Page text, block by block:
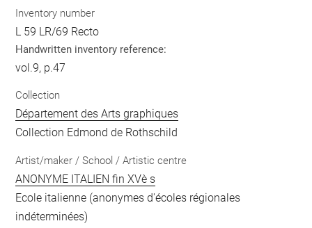
Inventory number
L 59 LR/69 Recto
Handwritten inventory reference:
vol.9, p.47
Collection
Département des Arts graphiques
Collection Edmond de Rothschild
Artist/maker / School / Artistic centre
ANONYME ITALIEN fin XVè s
Ecole italienne (anonymes d'écoles régionales
indéterminées)